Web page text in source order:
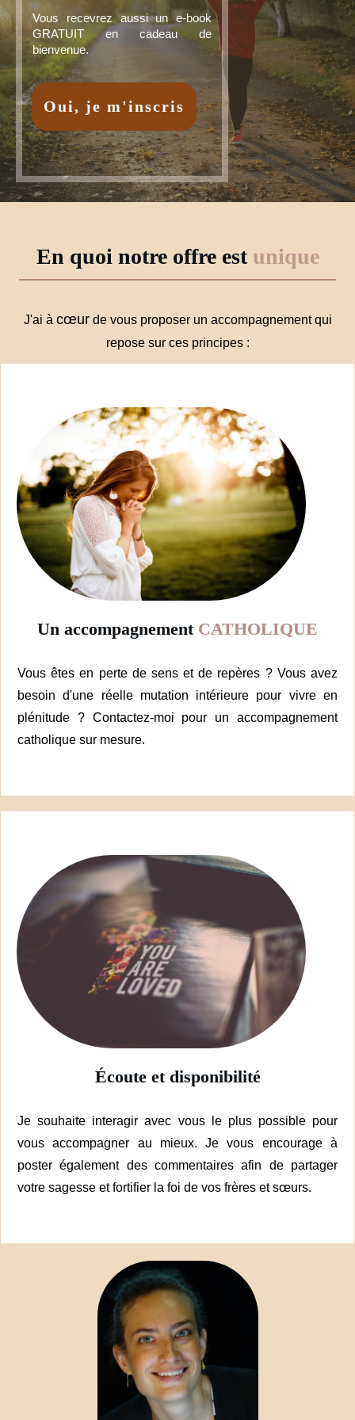
Vous recevrez aussi un e-book
GRATUIT en cadeau de
bienvenue.
Oui, je m'inscris
En quoi notre offre estunique
J'ai à cœurde vous proposer un accompagnement qui
repose sur ces principes :
Un accompagnement CATHOLIQUE
Vous êtes en perte de sens et de repères ? Vous avez
besoin d'une réelle mutation intérieure pour vivre en
plénitude ? Contactez-moi pour un accompagnement
catholique sur mesure.
Écoute et disponibilité
Je souhaite interagir avec vous le plus possible pour
vous accompagner au mieux. Je vous encourage à
poster également des commentaires afin de partager
votre sagesse et fortifier la foi de vos frères et sœurs.